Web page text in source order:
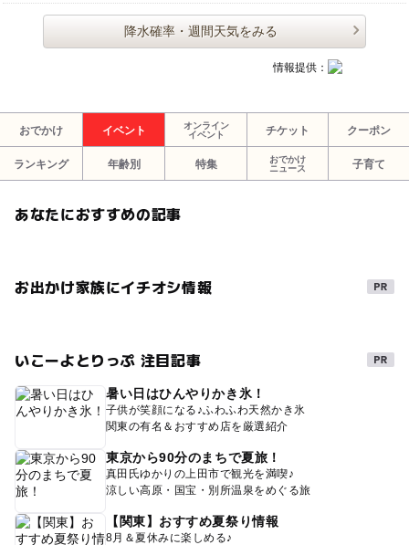
降水確率・週間天気をみる
情報提供：
おでかけ イベント
オンライン
イベント
チケット クーポン
ランキング 年齢別 特集
おでかけ
ニュース
子育て
あなたにおすすめの記事
お出かけ家族にイチオシ情報
いこーよとりっぷ 注目記事
暑い日はひんやりかき氷！
子供が笑顔になる♪ふわふわ天然かき氷
関東の有名＆おすすめ店を厳選紹介
東京から90分のまちで夏旅！
真田氏ゆかりの上田市で観光を満喫♪
涼しい高原・国宝・別所温泉をめぐる旅
【関東】おすすめ夏祭り情報
8月＆夏休みに楽しめる♪